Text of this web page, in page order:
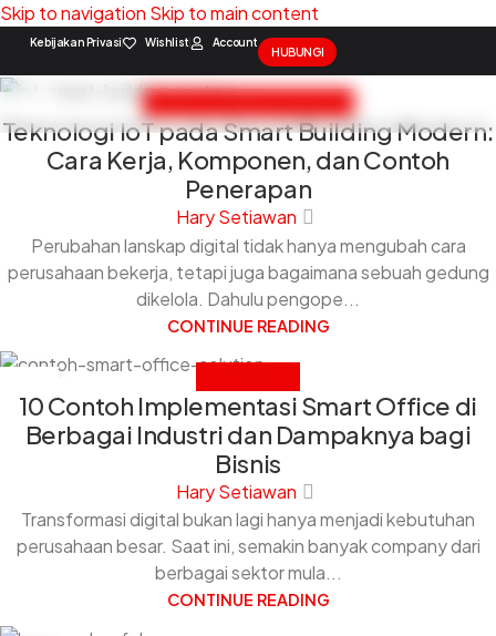
Skip to navigation Skip to main content
Kebijakan Privasi Wishlist Account
HUBUNGI
JUL
AUTOMATION,SMART OFFICE
Teknologi IoT pada Smart Building Modern:
Cara Kerja, Komponen, dan Contoh
Penerapan
Hary Setiawan
Perubahan lanskap digital tidak hanya mengubah cara
perusahaan bekerja, tetapi juga bagaimana sebuah gedung
dikelola. Dahulu pengope...
CONTINUE READING
JUL
10 Contoh Implementasi Smart Office di
Berbagai Industri dan Dampaknya bagi
Bisnis
Hary Setiawan
Transformasi digital bukan lagi hanya menjadi kebutuhan
perusahaan besar. Saat ini, semakin banyak company dari
berbagai sektor mula...
CONTINUE READING